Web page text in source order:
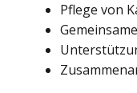
Pflege von